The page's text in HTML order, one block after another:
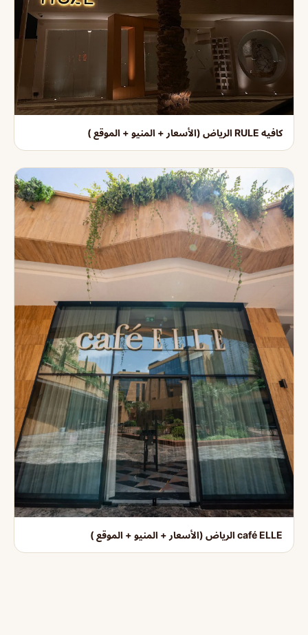
كافيه RULE الرياض (الأسعار + المنيو + الموقع )
café ELLE الرياض (الأسعار + المنيو + الموقع )